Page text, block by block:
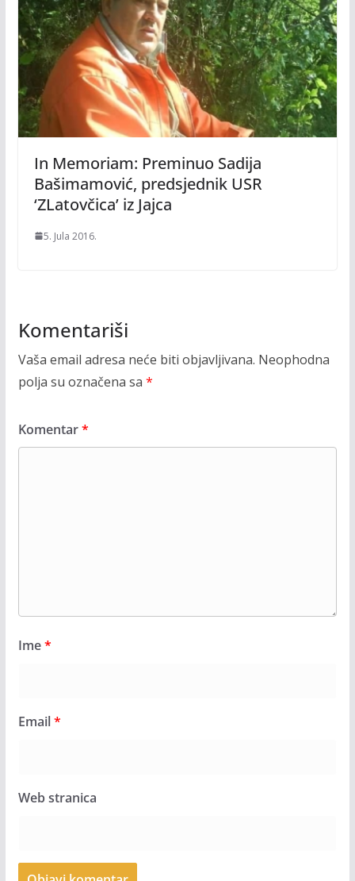
In Memoriam: Preminuo Sadija
Bašimamović, predsjednik USR
‘ZLatovčica’ iz Jajca
5. Jula 2016.
Komentariši
Vaša email adresa neće biti objavljivana. Neophodna
polja su označena sa *
Komentar*
Ime*
Email*
Web stranica